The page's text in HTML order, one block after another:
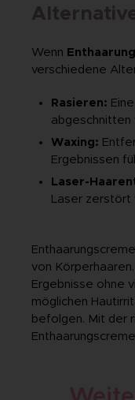
Wenn
verschiedene
Rasieren:
abgeschnitten
Waxing:
Ergebnissen
Laser-
Laser zerstört
von
Ergebnisse ohne
möglichen
befolgen. Mit der